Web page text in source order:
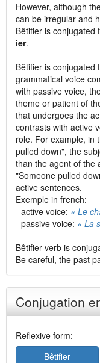
However, although
can be irregular and
Bêtifier is conjugated
ier.
Bêtifier is conjugated
grammatical voice
with passive voice,
theme or patient of
that undergoes the
contrasts with active
role. For example, in
pulled down", the
than the agent of the
"Someone pulled
active sentences.
Exemple in french:
- active voice: « Le
- passive voice: « La
Bêtifier verb is
Be careful, the past
Conjugation
Reflexive form:
Bêtifier